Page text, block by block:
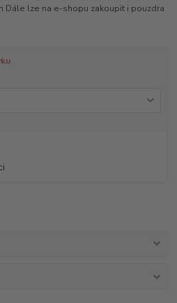
Dále lze na e-shopu zakoupit i pouzdra